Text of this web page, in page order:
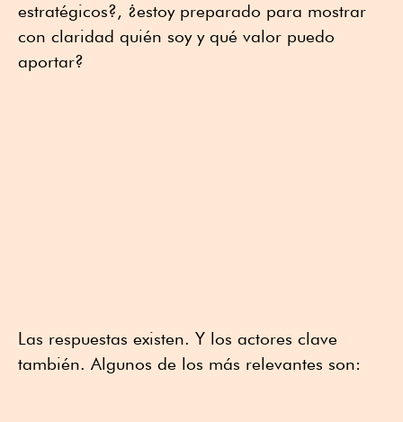
estratégicos?, ¿estoy preparado para mostrar
con claridad quién soy y qué valor puedo
aportar?
Las respuestas existen. Y los actores clave
también. Algunos de los más relevantes son: